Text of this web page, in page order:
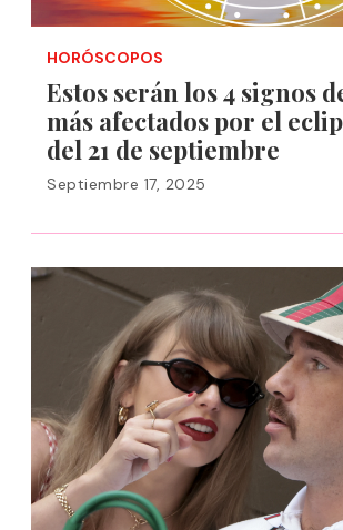
HORÓSCOPOS
Estos serán los 4 signos
más afectados por el
del 21 de septiembre
Septiembre 17, 2025